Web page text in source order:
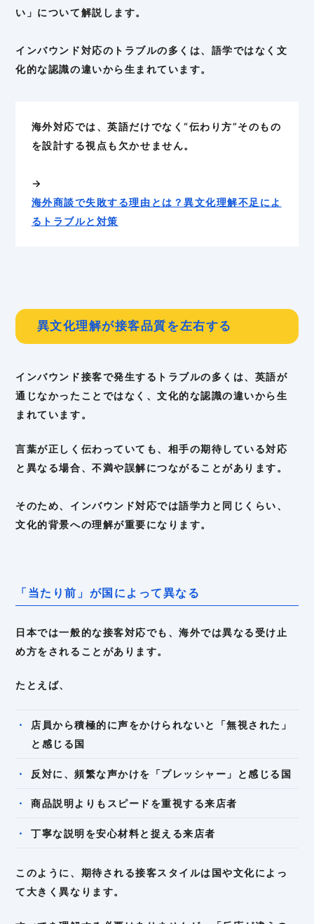
い」について解説します。
インバウンド対応のトラブルの多くは、語学ではなく文
化的な認識の違いから生まれています。
海外対応では、英語だけでなく“伝わり方”そのもの
を設計する視点も欠かせません。
→
海外商談で失敗する理由とは？異文化理解不足によ
るトラブルと対策
異文化理解が接客品質を左右する
インバウンド接客で発生するトラブルの多くは、英語が
通じなかったことではなく、文化的な認識の違いから生
まれています。
言葉が正しく伝わっていても、相手の期待している対応
と異なる場合、不満や誤解につながることがあります。
そのため、インバウンド対応では語学力と同じくらい、
文化的背景への理解が重要になります。
「当たり前」が国によって異なる
日本では一般的な接客対応でも、海外では異なる受け止
め方をされることがあります。
たとえば、
店員から積極的に声をかけられないと「無視された」
と感じる国
反対に、頻繁な声かけを「プレッシャー」と感じる国
商品説明よりもスピードを重視する来店者
丁寧な説明を安心材料と捉える来店者
このように、期待される接客スタイルは国や文化によっ
て大きく異なります。